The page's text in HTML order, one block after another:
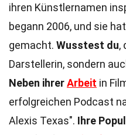
ihren Künstlernamen
begann 2006, und sie
gemacht. Wusstest du,
Darstellerin, sondern
Neben ihrerArbeit in
erfolgreichen Podcast
Alexis Texas". Ihre